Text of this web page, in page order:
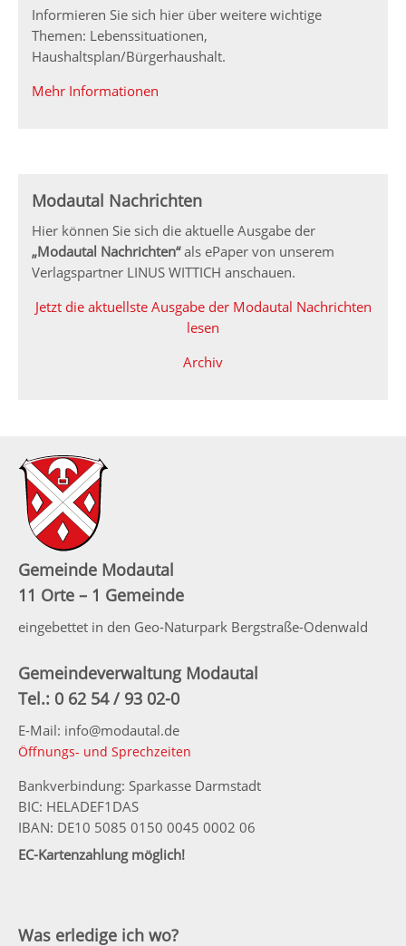
Informieren Sie sich hier über weitere wichtige
Themen: Lebenssituationen,
Haushaltsplan/Bürgerhaushalt.
Mehr Informationen
Modautal Nachrichten
Hier können Sie sich die aktuelle Ausgabe der
„Modautal Nachrichten“als ePaper von unserem
Verlagspartner LINUS WITTICH anschauen.
Jetzt die aktuellste Ausgabe der Modautal Nachrichten
lesen
Archiv
Gemeinde Modautal
11 Orte – 1 Gemeinde
eingebettet in den Geo-Naturpark Bergstraße-Odenwald
Gemeindeverwaltung Modautal
Tel.: 0 62 54 / 93 02-0
E-Mail: info@modautal.de
Öffnungs- und Sprechzeiten
Bankverbindung: Sparkasse Darmstadt
BIC: HELADEF1DAS
IBAN: DE10 5085 0150 0045 0002 06
EC-Kartenzahlung möglich!
Was erledige ich wo?